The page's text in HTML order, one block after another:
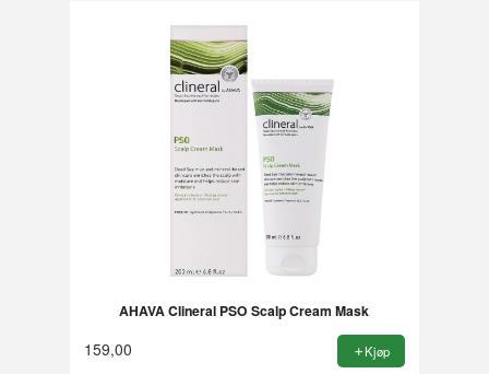
AHAVA Clineral PSO Scalp Cream Mask
159,00 Kjøp